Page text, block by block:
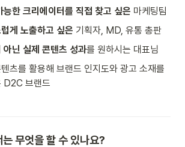
능한 크리에이터를 직접 찾고 싶은 마케팅팀
게 노출하고 싶은 기획자, MD, 유통 총판
아닌 실제 콘텐츠 성과를 원하시는 대표님
츠를 활용해 브랜드 인지도와 광고 소재를
D2C 브랜드
무엇을 할 수 있나요?